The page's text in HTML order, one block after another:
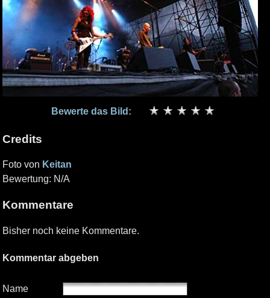
Bewerte das Bild:
Credits
Foto von Keitan
Bewertung: N/A
Kommentare
Bisher noch keine Kommentare.
Kommentar abgeben
Name